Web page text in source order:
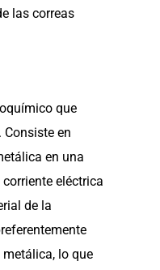
las correas
que
en
en una
eléctrica
de la
lo que